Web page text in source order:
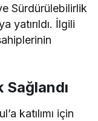
Sürdürülebilirlik
yatırıldı. İlgili
Sağlandı
katılımı için